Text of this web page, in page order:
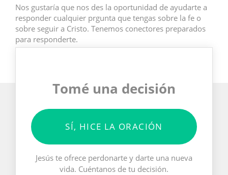
Nos gustaría que nos des la oportunidad de ayudarte a
responder cualquier prgunta que tengas sobre la fe o
sobre seguir a Cristo. Tenemos conectores preparados
para responderte.
Tomé una decisión
SÍ, HICE LA ORACIÓN
Jesús te ofrece perdonarte y darte una nueva
vida. Cuéntanos de tu decisión.